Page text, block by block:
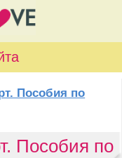
Пособия по
Пособия по